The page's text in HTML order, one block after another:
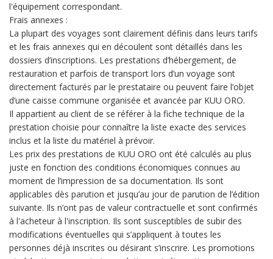
l'équipement correspondant.
Frais annexes :
La plupart des voyages sont clairement définis dans leurs tarifs
et les frais annexes qui en découlent sont détaillés dans les
dossiers d’inscriptions. Les prestations d’hébergement, de
restauration et parfois de transport lors d’un voyage sont
directement facturés par le prestataire ou peuvent faire l’objet
d’une caisse commune organisée et avancée par KUU ORO.
Il appartient au client de se référer à la fiche technique de la
prestation choisie pour connaître la liste exacte des services
inclus et la liste du matériel à prévoir.
Les prix des prestations de KUU ORO ont été calculés au plus
juste en fonction des conditions économiques connues au
moment de l’impression de sa documentation. Ils sont
applicables dès parution et jusqu’au jour de parution de l’édition
suivante. Ils n’ont pas de valeur contractuelle et sont confirmés
à l'acheteur à l'inscription. Ils sont susceptibles de subir des
modifications éventuelles qui s’appliquent à toutes les
personnes déjà inscrites ou désirant s’inscrire. Les promotions